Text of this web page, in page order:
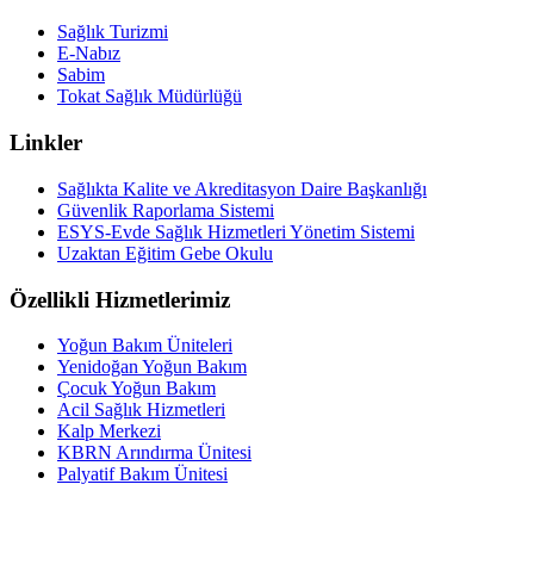
Sağlık Turizmi
E-Nabız
Sabim
Tokat Sağlık Müdürlüğü
Linkler
Sağlıkta Kalite ve Akreditasyon Daire Başkanlığı
Güvenlik Raporlama Sistemi
ESYS-Evde Sağlık Hizmetleri Yönetim Sistemi
Uzaktan Eğitim Gebe Okulu
Özellikli Hizmetlerimiz
Yoğun Bakım Üniteleri
Yenidoğan Yoğun Bakım
Çocuk Yoğun Bakım
Acil Sağlık Hizmetleri
Kalp Merkezi
KBRN Arındırma Ünitesi
Palyatif Bakım Ünitesi